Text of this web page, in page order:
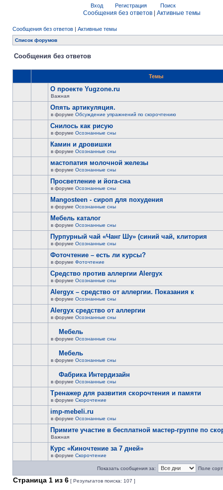
Вход Регистрация Поиск
Сообщения без ответов Активные темы
Сообщения без ответов | Активные темы
Список форумов
Сообщения без ответов
Темы
О проекте Yugzone.ru
Важная
Опять артикуляция.
в форуме Обсуждение упражнений по скорочтению
Снилось как рисую
в форуме Осознанные сны
Камин и дровишки
в форуме Осознанные сны
мастопатия молочной железы
в форуме Осознанные сны
Просветление и йога-сна
в форуме Осознанные сны
Mangosteen - сироп для похудения
в форуме Осознанные сны
Мебель каталог
в форуме Осознанные сны
Пурпурный чай «Чанг Шу» (синий чай, клитория
в форуме Осознанные сны
Фоточтение – есть ли курсы?
в форуме Фоточтение
Cредство против аллергии Alergyx
в форуме Осознанные сны
Alergyx – средство от аллергии. Показания к
в форуме Осознанные сны
Alergyx средство от аллергии
в форуме Осознанные сны
Мебель
в форуме Осознанные сны
Мебель
в форуме Осознанные сны
Фабрика Интердизайн
в форуме Осознанные сны
Тренажер для развития скорочтения и памяти
в форуме Скорочтение
imp-mebeli.ru
в форуме Осознанные сны
Примите участие в бесплатной мастер-группе по
Важная
Курс «Киночтение за 7 дней»
в форуме Скорочтение
Показать сообщения за: Поле
Страница 1 из 6 [ Результатов поиска: 107 ]